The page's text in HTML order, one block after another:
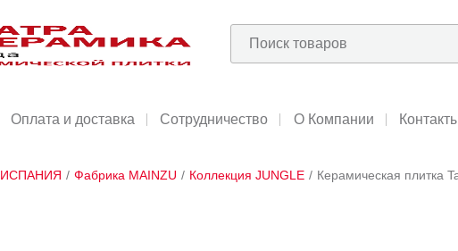
Оплата и доставка Сотрудничество О Компании
ИСПАНИЯ / Фабрика MAINZU / Коллекция JUNGLE / Керамическая плитка